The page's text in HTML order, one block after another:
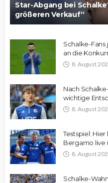
Star-Abgang bei
größeren Verkauf“
Schalke-Fans
an die
8. August
Nach
wichtige
8. August
Testspiel:
Bergamo live
8. August
Schalke-